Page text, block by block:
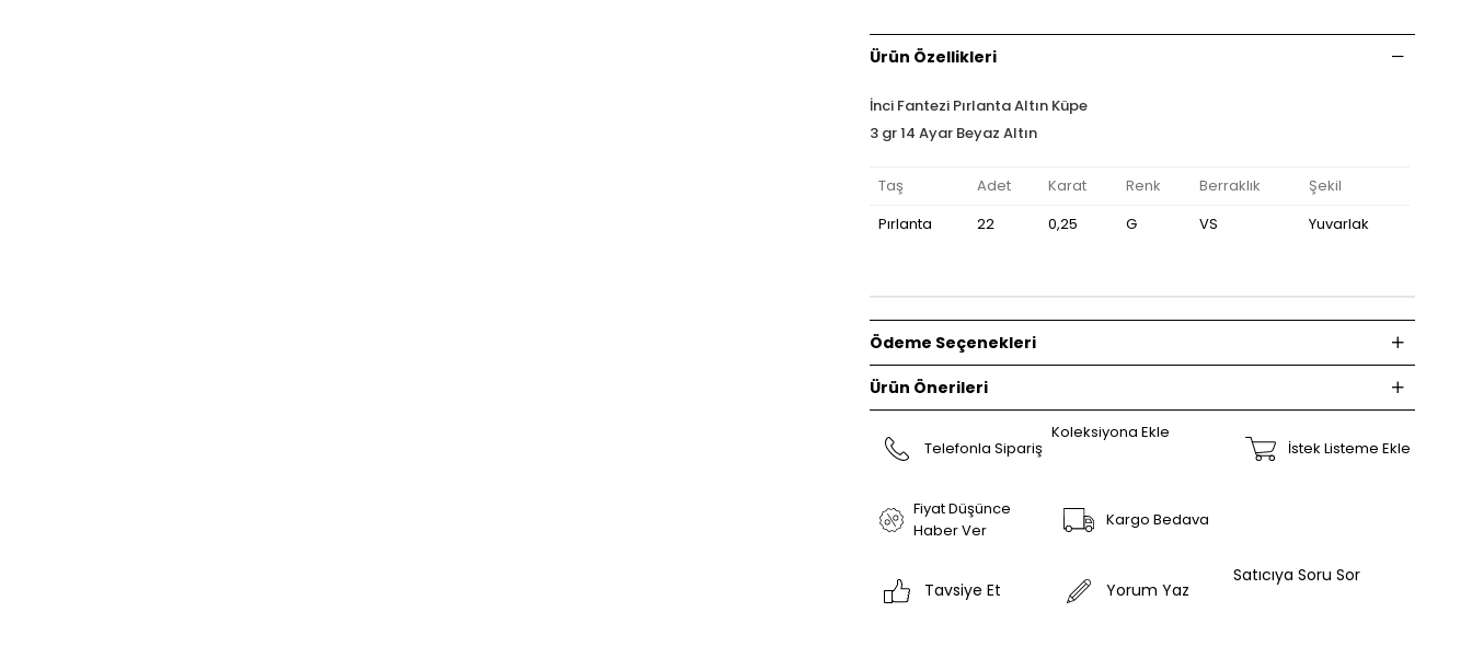
Ürün Özellikleri
İnci Fantezi Pırlanta Altın Küpe
3 gr 14 Ayar Beyaz Altın
Taş Adet Karat Renk Berraklık
Şekil
Pırlanta
22 0,25 G VS Yuvarlak
Ödeme Seçenekleri
Ürün Önerileri
Telefonla Sipariş
Koleksiyona Ekle
İstek Listeme Ekle
Fiyat Düşünce
Haber Ver
Kargo Bedava
Tavsiye Et Yorum Yaz
Satıcıya Soru Sor